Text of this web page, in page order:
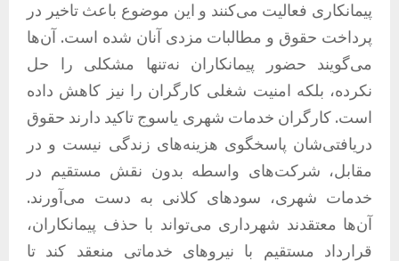
پیمانکاری فعالیت می‌کنند و این موضوع باعث تاخیر در
پرداخت حقوق و مطالبات مزدی آنان شده است. آن‌ها
می‌گویند حضور پیمانکاران نه‌تنها مشکلی را حل
نکرده، بلکه امنیت شغلی کارگران را نیز کاهش داده
است. کارگران خدمات شهری یاسوج تاکید دارند حقوق
دریافتی‌شان پاسخگوی هزینه‌های زندگی نیست و در
مقابل، شرکت‌های واسطه بدون نقش مستقیم در
خدمات شهری، سودهای کلانی به دست می‌آورند.
آن‌ها معتقدند شهرداری می‌تواند با حذف پیمانکاران،
قرارداد مستقیم با نیروهای خدماتی منعقد کند تا